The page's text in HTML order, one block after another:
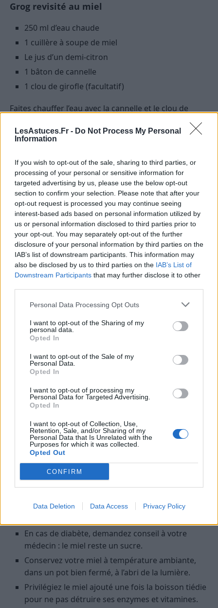
LesAstuces.Fr - Do Not Process My Personal
Information
If you wish to opt-out of the sale, sharing to third parties, or
processing of your personal or sensitive information for
targeted advertising by us, please use the below opt-out
section to confirm your selection. Please note that after your
opt-out request is processed you may continue seeing
interest-based ads based on personal information utilized by
us or personal information disclosed to third parties prior to
your opt-out. You may separately opt-out of the further
disclosure of your personal information by third parties on the
IAB’s list of downstream participants. This information may
also be disclosed by us to third parties on the IAB’s List of
Downstream Participants that may further disclose it to other
Personal Data Processing Opt Outs
I want to opt-out of the Sharing of my
personal data.
Opted In
I want to opt-out of the Sale of my
Personal Data.
Opted In
I want to opt-out of processing my
Personal Data for Targeted Advertising.
Opted In
I want to opt-out of Collection, Use,
Retention, Sale, and/or Sharing of my
Personal Data that Is Unrelated with the
Purposes for which it was collected.
Opted Out
CONFIRM
Data Deletion Data Access Privacy Policy
Grog revisité au miel
250 ml d’eau chaude
1 cuillère à soupe de miel
Le jus d’un demi-citron
1 bâton de cannelle
1 clou de girofle (facultatif)
Faites chauffer l’eau avec la cannelle et le clou de
girofle. Laissez infuser 5 minutes, retirez les épices,
ajoutez le citron et le miel. À boire bien chaud le soir
pour faciliter l’endormissement et apaiser la toux.
Conseils pour bien choisir son miel
en hiver
Tous les miels ne se valent pas en termes de goût et
de propriétés. Pour accompagner l’hiver, privilégiez :
Le miel de thym :reconnu pour ses vertus
antiseptiques et son efficacité contre les maux de
gorge.
Le miel d’eucalyptus : idéal pour dégager les
voies respiratoires.
Le miel de sapin :apprécié pour son action sur la
Le miel de manuka :
originaire de Nouvelle-
Zélande, très prisé pour ses propriétés
antibactériennes exceptionnelles (attention, son
prix est élevé).
Il est conseillé de choisir un miel local, non pasteurisé
et issu de l’agriculture biologique si possible, afin de
Bien utiliser le miel : précautions et
conseils pratiques
Le miel est un produit naturel, mais il doit être
consommé avec discernement :
Ne pas donner de miel aux enfants de moins de 1
En cas de diabète, demandez conseil à votre
médecin : le miel reste un sucre.
Conservez votre miel à température ambiante,
dans un pot bien fermé, à l’abri de la lumière.
Privilégiez le miel ajouté une fois la boisson tiédie
pour ne pas détruire ses enzymes et vitamines.